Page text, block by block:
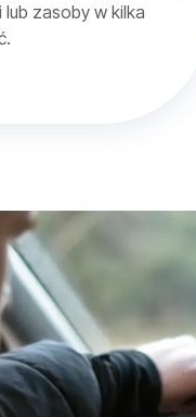
lub zasoby w kilka